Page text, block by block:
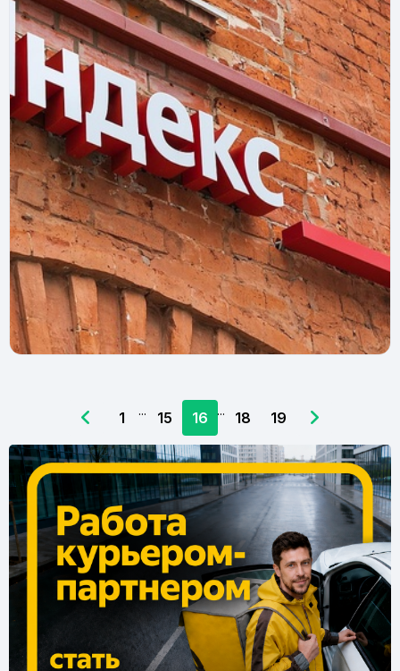
и доходах для пеших, вело- и автокурьеров
Приложение Яндекс Про для курьеров:
инструкция, регистрация, где скачать
Как работать с Яндекс.Про: регистрация, настройка,
прием заказов. Все о функциях для курьеров Яндекс
Еды и Доставки.
1 ... 15 16 ... 18 19